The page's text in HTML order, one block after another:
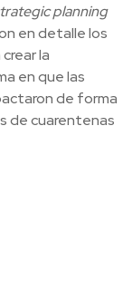
planning
en detalle los
la
en que las
de forma
de cuarentenas